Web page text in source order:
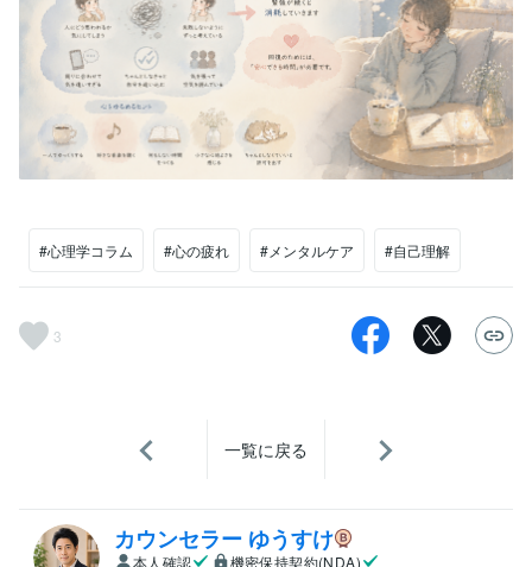
#心理学コラム #心の疲れ #メンタルケア #自己理解
3
一覧に戻る
カウンセラー ゆうすけ
本人確認
機密保持契約(NDA)